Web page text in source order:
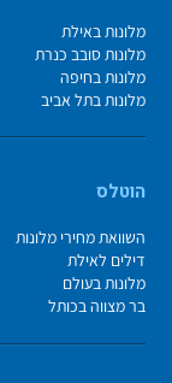
מלונות באילת
מלונות סובב כנרת
מלונות בחיפה
מלונות בתל אביב
הוטלס
השוואת מחירי מלונות
דילים לאילת
מלונות בעולם
בר מצווה בכותל